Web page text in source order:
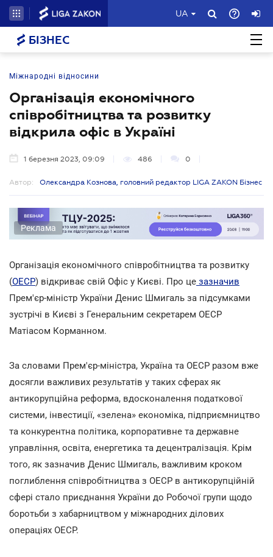
UA
БІЗНЕС
Міжнародні відносини
Організація економічного
співробітництва та розвитку
відкрила офіс в Україні
1 березня 2023, 09:09 486 0
Автор: Олександра Кознова, головний редактор LIGA ZAKON Бізнес
Реклама
Організація економічного співробітництва та розвитку
(ОЕСР) відкриває свій Офіс у Києві. Про це зазначив
Прем'єр-міністр України Денис Шмигаль за підсумками
зустрічі в Києві з Генеральним секретарем ОЕСР
Матіасом Корманном.
За словами Прем'єр-міністра, Україна та ОЕСР разом вже
досягли важливих результатів у таких сферах як
антикорупційна реформа, вдосконалення податкової
системи, інвестиції, «зелена» економіка, підприємництво
та конкурентна політика, корпоративне та державне
управління, освіта, енергетика та децентралізація. Крім
того, як зазначив Денис Шмигаль, важливим кроком
поглиблення співробітництва з ОЕСР в антикорупційній
сфері стало приєднання України до Робочої групи щодо
боротьби з хабарництвом у міжнародних ділових
операціях ОЕСР.